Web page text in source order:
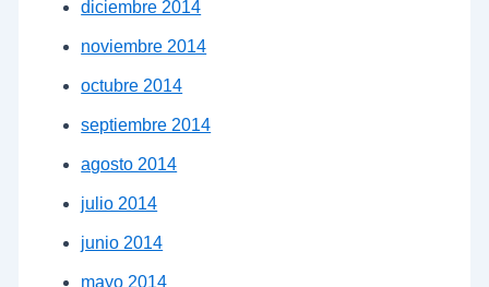
diciembre 2014
noviembre 2014
octubre 2014
septiembre 2014
agosto 2014
julio 2014
junio 2014
mayo 2014